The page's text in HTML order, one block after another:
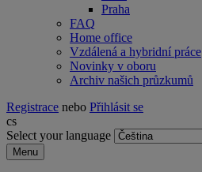
Praha
FAQ
Home office
Vzdálená a hybridní práce
Novinky v oboru
Archiv našich průzkumů
Registrace nebo Přihlásit se
cs
Select your language
Menu